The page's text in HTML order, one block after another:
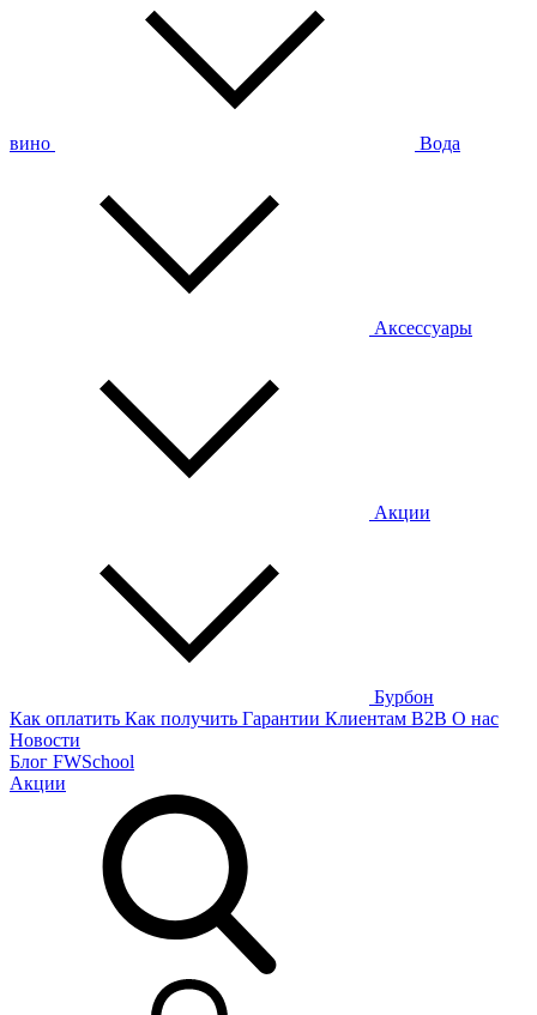
вино Вода
Аксессуары
Акции
Бурбон
Как оплатить Как получить Гарантии Клиентам B2B О нас
Новости
Блог FWSchool
Акции